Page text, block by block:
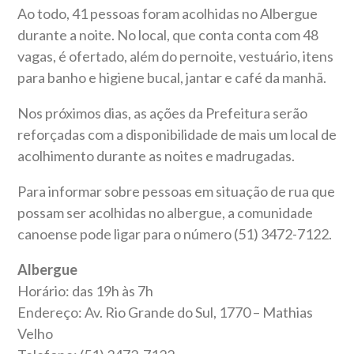
Ao todo, 41 pessoas foram acolhidas no Albergue
durante a noite. No local, que conta conta com 48
vagas, é ofertado, além do pernoite, vestuário, itens
para banho e higiene bucal, jantar e café da manhã.
Nos próximos dias, as ações da Prefeitura serão
reforçadas com a disponibilidade de mais um local de
acolhimento durante as noites e madrugadas.
Para informar sobre pessoas em situação de rua que
possam ser acolhidas no albergue, a comunidade
canoense pode ligar para o número (51) 3472-7122.
Albergue
Horário: das 19h às 7h
Endereço: Av. Rio Grande do Sul, 1770 – Mathias
Velho